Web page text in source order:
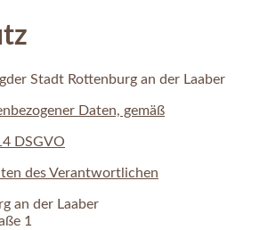
der Stadt Rottenburg an der Laaber
Daten, gemäß
DSGVO
des Verantwortlichen
an der Laaber
1